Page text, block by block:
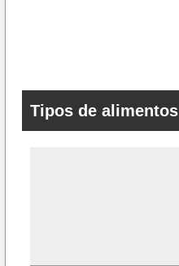
Tipos de alimentos